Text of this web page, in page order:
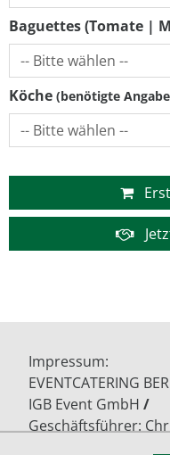
Baguettes (Tomate |
Köche
Impressum
EVENTCATERING
IGB Event GmbH
Geschäftsführer: